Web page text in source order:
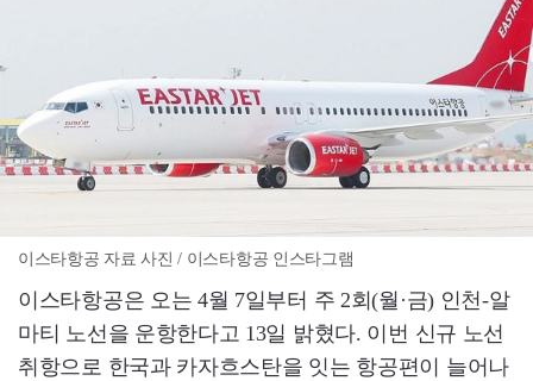
이스타항공 자료 사진 / 이스타항공 인스타그램
이스타항공은 오는 4월 7일부터 주 2회(월·금) 인천-알
마티 노선을 운항한다고 13일 밝혔다. 이번 신규 노선
취항으로 한국과 카자흐스탄을 잇는 항공편이 늘어나